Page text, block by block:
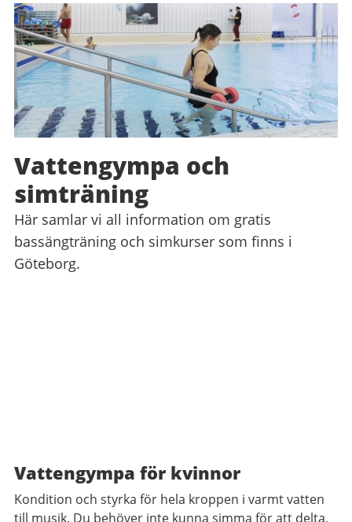
Vattengympa och
simträning
Här samlar vi all information om gratis
bassängträning och simkurser som finns i
Göteborg.
Vattengympa för kvinnor
Kondition och styrka för hela kroppen i varmt vatten
till musik. Du behöver inte kunna simma för att delta.